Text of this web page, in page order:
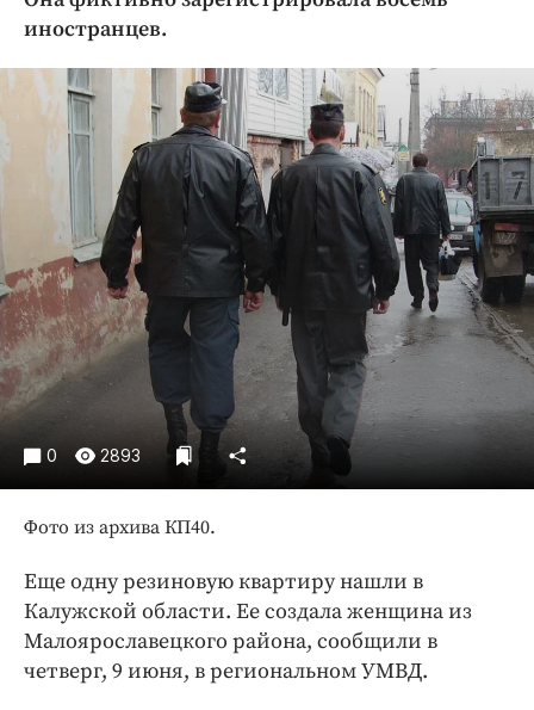
Криминал
Недвижимость и ЖКХ
Образование
Общество
Погода
Праздники
Происшествия
Спорт
Экономика и бизнес
ПРОЕКТЫ
Блоги
Издания
Интересное чтиво
Клиника года
Бренд года
Работодатель года
иностранцев.
0 2893
Фото из архива КП40.
Еще одну резиновую квартиру нашли в
Калужской области. Ее создала женщина из
Малоярославецкого района, сообщили в
четверг, 9 июня, в региональном УМВД.